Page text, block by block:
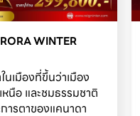
WINTER
นเมืองที่ขึ้นว่าเมือง
นือ และชมธรรมชาติ
ารตาของแคนาดา